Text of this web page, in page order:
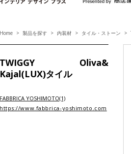
Home 製品を探す 内装材 タイル・ストーン
TWIGGY Oliva&
Kajal(LUX)タイル
FABBRICA YOSHIMOTO(1)
https://www.fabbrica-yoshimoto.com